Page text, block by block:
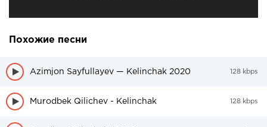
Похожие песни
Azimjon Sayfullayev — Kelinchak 2020 128 kbps
Murodbek Qilichev - Kelinchak 128 kbps